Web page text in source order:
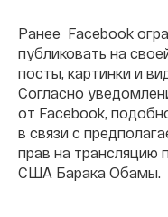
Ранее Facebook
публиковать на
посты, картинки и
Согласно
от Facebook,
в связи с
прав на трансляцию
США Барака Обамы.